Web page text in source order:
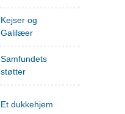
Kejser og
Galilæer
Samfundets
støtter
Et dukkehjem